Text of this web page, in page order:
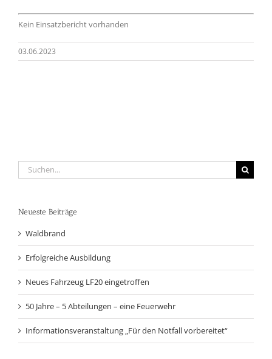
Kein Einsatzbericht vorhanden
03.06.2023
Suche
nach:
Neueste Beiträge
Waldbrand
Erfolgreiche Ausbildung
Neues Fahrzeug LF20 eingetroffen
50 Jahre – 5 Abteilungen – eine Feuerwehr
Informationsveranstaltung „Für den Notfall vorbereitet“